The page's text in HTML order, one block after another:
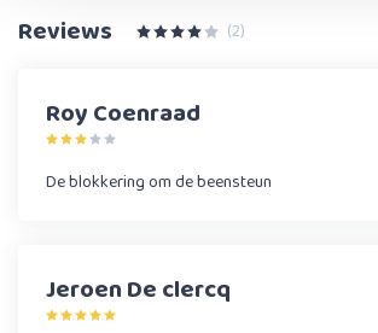
Reviews (2)
Roy Coenraad
De blokkering om de beensteun
Jeroen De clercq